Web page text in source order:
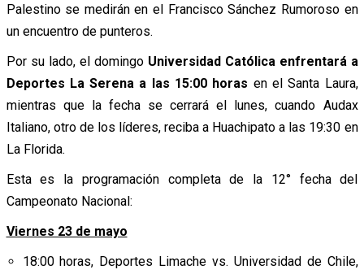
Palestino se medirán en el Francisco Sánchez Rumoroso en
un encuentro de punteros.
Por su lado, el domingo Universidad Católica enfrentará a
Deportes La Serena a las 15:00 horas en el Santa Laura,
mientras que la fecha se cerrará el lunes, cuando Audax
Italiano, otro de los líderes, reciba a Huachipato a las 19:30 en
La Florida.
Esta es la programación completa de la 12° fecha del
Campeonato Nacional:
Viernes 23 de mayo
18:00 horas, Deportes Limache vs. Universidad de Chile,